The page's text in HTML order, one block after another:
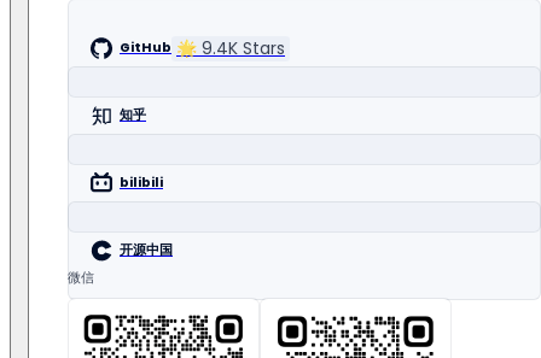
GitHub 🌟 9.4K Stars
知乎
bilibili
开源中国
微信